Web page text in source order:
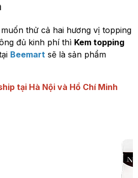
thử cả hai hương vị topping
đủ kinh phí thì Kem topping
Beemart sẽ là sản phẩm
tại Hà Nội và Hồ Chí Minh